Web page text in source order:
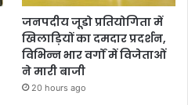
जनपदीय जूडो प्रतियोगिता में
खिलाड़ियों का दमदार प्रदर्शन,
विभिन्न भार वर्गों में विजेताओं
ने मारी बाजी
20 hours ago